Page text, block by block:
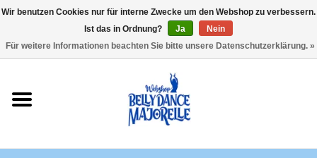
Sale
Sets
Wir benutzen Cookies nur für interne Zwecke um den Webshop zu verbessern.
Ist das in Ordnung?
Ja
Nein
Für weitere Informationen beachten Sie bitte unsere Datenschutzerklärung. »